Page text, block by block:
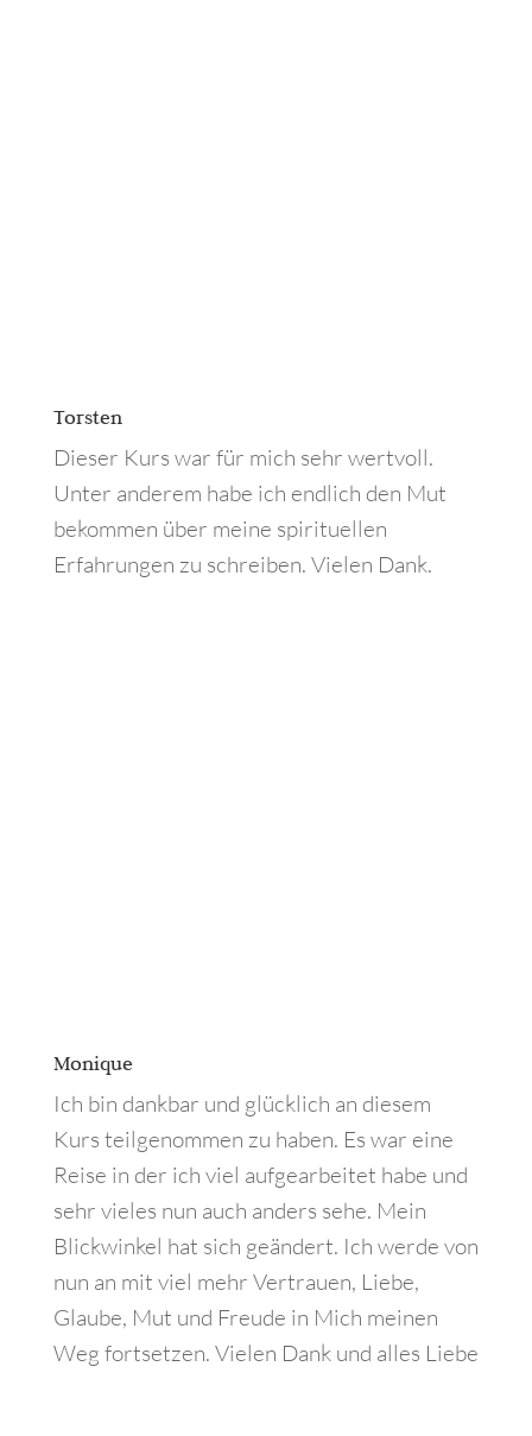
Torsten
Dieser Kurs war für mich sehr wertvoll.
Unter anderem habe ich endlich den Mut
bekommen über meine spirituellen
Erfahrungen zu schreiben. Vielen Dank.
Monique
Ich bin dankbar und glücklich an diesem
Kurs teilgenommen zu haben. Es war eine
Reise in der ich viel aufgearbeitet habe und
sehr vieles nun auch anders sehe. Mein
Blickwinkel hat sich geändert. Ich werde von
nun an mit viel mehr Vertrauen, Liebe,
Glaube, Mut und Freude in Mich meinen
Weg fortsetzen. Vielen Dank und alles Liebe